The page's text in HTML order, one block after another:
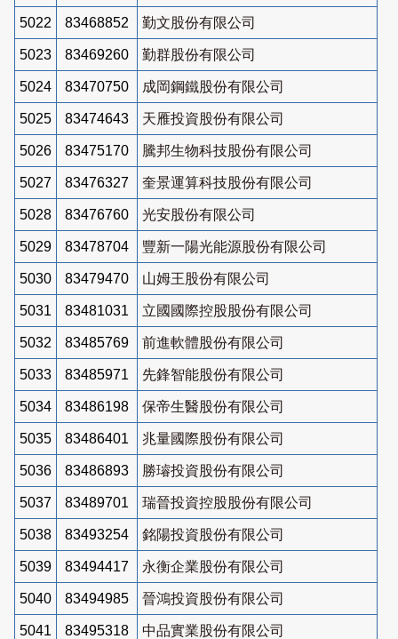
5022 83468852 勤文股份有限公司
5023 83469260 勤群股份有限公司
5024 83470750 成岡鋼鐵股份有限公司
5025 83474643 天雁投資股份有限公司
5026 83475170 騰邦生物科技股份有限公司
5027 83476327 奎景運算科技股份有限公司
5028 83476760 光安股份有限公司
5029 83478704 豐新一陽光能源股份有限公司
5030 83479470 山姆王股份有限公司
5031 83481031 立國國際控股股份有限公司
5032 83485769 前進軟體股份有限公司
5033 83485971 先鋒智能股份有限公司
5034 83486198 保帝生醫股份有限公司
5035 83486401 兆量國際股份有限公司
5036 83486893 勝璿投資股份有限公司
5037 83489701 瑞晉投資控股股份有限公司
5038 83493254 銘陽投資股份有限公司
5039 83494417 永衡企業股份有限公司
5040 83494985 晉鴻投資股份有限公司
5041 83495318 中品實業股份有限公司